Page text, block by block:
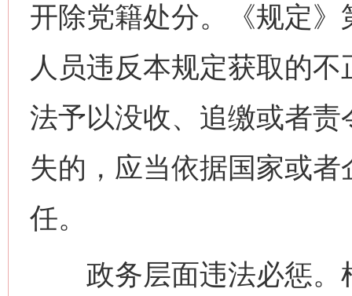
开除党籍处分。《规定
人员违反本规定获取的
法予以没收、追缴或者
失的，应当依据国家或
任。
政务层面违法必惩。